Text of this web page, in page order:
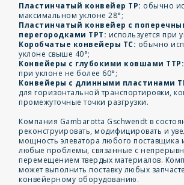
Пластинчатый конвейер TP: обычно
максимальном уклоне 28°;
Пластинчатый конвейер с
перегородками TPT: используется при
Коробчатые конвейеры TC: обычно
уклоне свыше 40°;
Конвейеры с глубокими ковшами TTP:
при уклоне не более 60°;
Конвейеры с длинными пластинами
для горизонтальной транспортировки,
промежуточные точки разгрузки.
Компания Gambarotta Gschwendt в
реконструировать, модифицировать и
мощность элеватора любого поставщика
любые проблемы, связанные с
перемещением твердых материалов.
может выполнить поставку любых
конвейерному оборудованию.